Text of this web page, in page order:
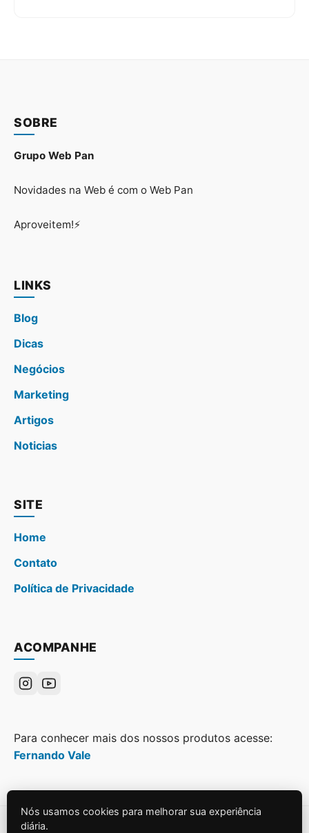
SOBRE
Grupo Web Pan
Novidades na Web é com o Web Pan
Aproveitem!⚡
LINKS
Blog
Dicas
Negócios
Marketing
Artigos
Noticias
SITE
Home
Contato
Política de Privacidade
ACOMPANHE
Para conhecer mais dos nossos produtos acesse:
Fernando Vale
Nós usamos cookies para melhorar sua experiência
diária.